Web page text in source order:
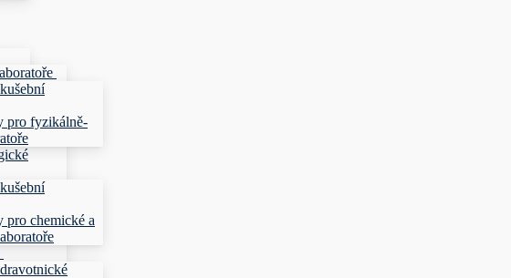
pro fyzikálně-
pro chemické a